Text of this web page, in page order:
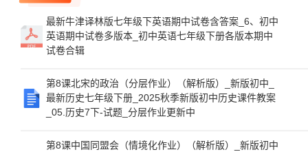
最新牛津译林版七年级下英语期中试卷含答案_6、初中
英语期中试卷多版本_初中英语七年级下册各版本期中
试卷合辑
第8课北宋的政治（分层作业）（解析版）_新版初中_
最新历史七年级下册_2025秋季新版初中历史课件教案
_05.历史7下-试题_分层作业更新中
第8课中国同盟会（情境化作业）（解析版）_新版初中